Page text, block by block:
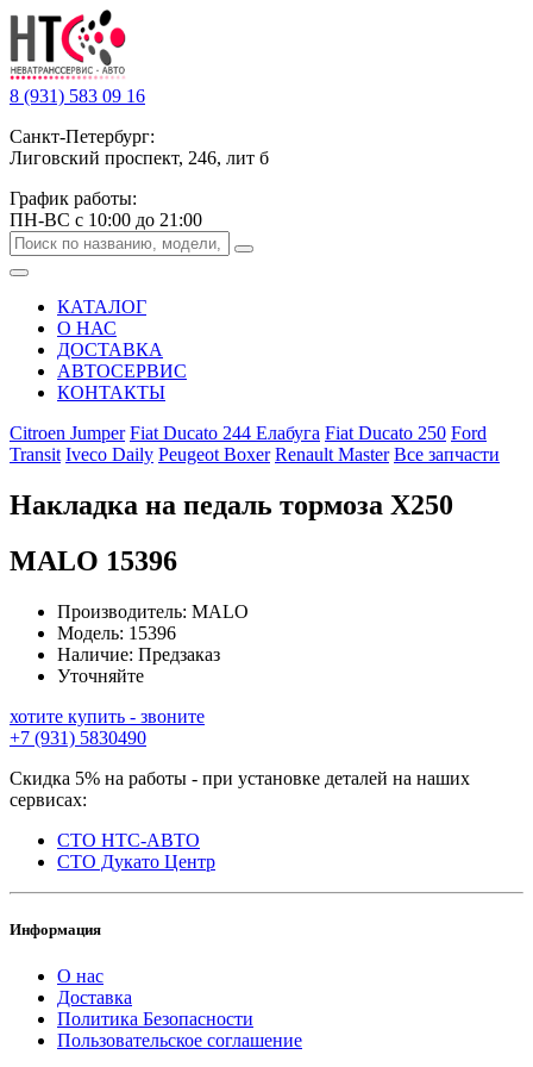
8 (931) 583 09 16
Санкт-Петербург:
Лиговский проспект, 246, лит б
График работы:
ПН-ВС с 10:00 до 21:00
КАТАЛОГ
О НАС
ДОСТАВКА
АВТОСЕРВИС
КОНТАКТЫ
Citroen Jumper Fiat Ducato 244 Елабуга Fiat Ducato 250 Ford
Transit Iveco Daily Peugeot Boxer Renault Master Все запчасти
Накладка на педаль тормоза Х250
MALO 15396
Производитель: MALO
Модель: 15396
Наличие: Предзаказ
Уточняйте
хотите купить - звоните
+7 (931) 5830490
Скидка 5% на работы - при установке деталей на наших
сервисах:
СТО НТС-АВТО
СТО Дукато Центр
Информация
О нас
Доставка
Политика Безопасности
Пользовательское соглашение